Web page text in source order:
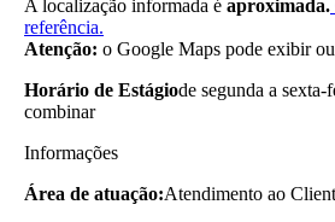
A localização informada é aproximada.
referência.
Atenção: o Google Maps pode exibir
Horário de Estágiode segunda a sexta-
combinar
Informações
Área de atuação:Atendimento ao